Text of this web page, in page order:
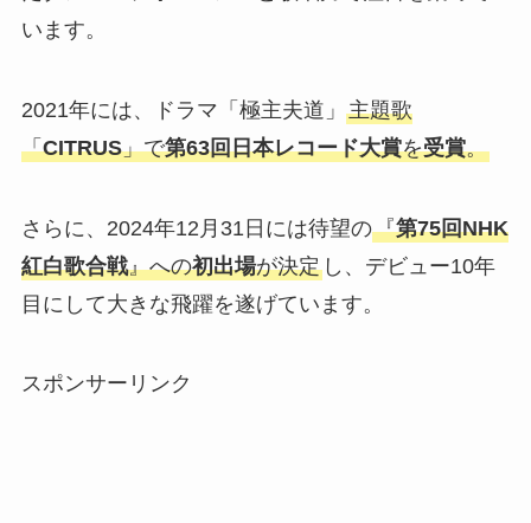
います。
2021年には、ドラマ「極主夫道」 主題歌
「CITRUS」で第63回日本レコード大賞を受賞。
さらに、2024年12月31日には待望の『第75回NHK
紅白歌合戦』への初出場が決定し、デビュー10年
目にして大きな飛躍を遂げています。
スポンサーリンク